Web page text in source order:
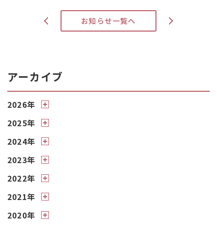
< お知らせ一覧へ >
アーカイブ
2026年
2025年
2024年
2023年
2022年
2021年
2020年